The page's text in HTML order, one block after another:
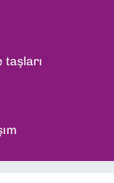
taşları